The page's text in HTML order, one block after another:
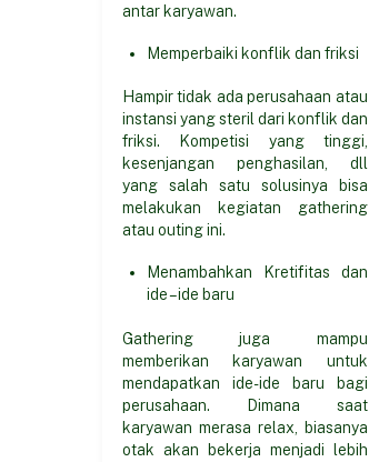
antar karyawan.
Memperbaiki konflik dan friksi
Hampir tidak ada perusahaan atau
instansi yang steril dari konflik dan
friksi. Kompetisi yang tinggi,
kesenjangan penghasilan, dll
yang salah satu solusinya bisa
melakukan kegiatan gathering
atau outing ini.
Menambahkan Kretifitas dan
ide – ide baru
Gathering juga mampu
memberikan karyawan untuk
mendapatkan ide-ide baru bagi
perusahaan. Dimana saat
karyawan merasa relax, biasanya
otak akan bekerja menjadi lebih